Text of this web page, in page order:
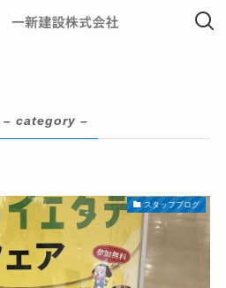
– category –
スタッフブログ